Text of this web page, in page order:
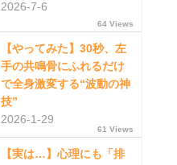
2026-7-6
64 Views
【やってみた】30秒、左
手の共鳴骨にふれるだけ
で全身激変する“波動の神
技”
2026-1-29
61 Views
【実は…】心理にも「排